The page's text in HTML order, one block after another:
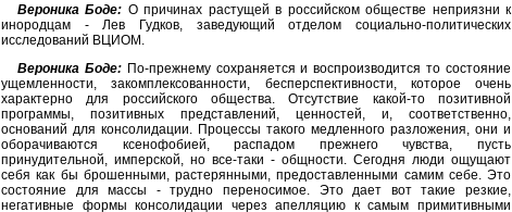
Вероника Боде: О причинах растущей в российском обществе неприязни к
инородцам - Лев Гудков, заведующий отделом социально-политических
исследований ВЦИОМ.
Вероника Боде:По-прежнему сохраняется и воспроизводится то состояние
ущемленности, закомплексованности, бесперспективности, которое очень
характерно для российского общества. Отсутствие какой-то позитивной
программы, позитивных представлений, ценностей, и, соответственно,
оснований для консолидации. Процессы такого медленного разложения, они и
оборачиваются ксенофобией, распадом прежнего чувства, пусть
принудительной, имперской, но все-таки - общности. Сегодня люди ощущают
себя как бы брошенными, растерянными, предоставленными самим себе. Это
состояние для массы - трудно переносимое. Это дает вот такие резкие,
негативные формы консолидации через апелляцию к самым примитивными